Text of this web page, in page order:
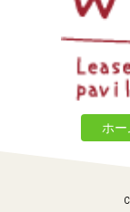
ホー